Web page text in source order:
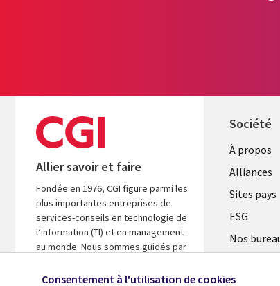
Allier savoir et faire
Fondée en 1976, CGI figure parmi les
plus importantes entreprises de
services-conseils en technologie de
l’information (TI) et en management
au monde. Nous sommes guidés par
d’accélérer le rendement de vos
Société
À propos
Alliances
Sites pays
ESG
Nos
Salle de
Consentement à l'utilisation de cookies